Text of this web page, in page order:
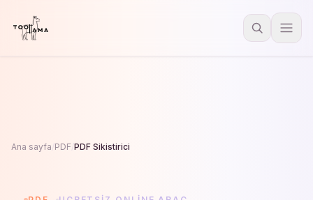
Ana sayfa PDF PDF Sikistirici